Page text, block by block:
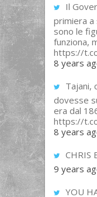
Il
primiera a
sono le
funziona,
https://
8 years
Tajani,
dovesse
era dal
https://
8 years
CHRIS
9 years
YOU